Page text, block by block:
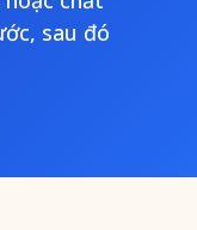
sau đó